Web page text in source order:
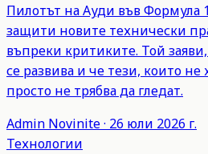
Пилотът на Ауди във Формула
защити новите технически
въпреки критиките. Той
се развива и че тези, които
просто не трябва да гледат.
Admin Novinite· 26 юли 2026 г.
Технологии